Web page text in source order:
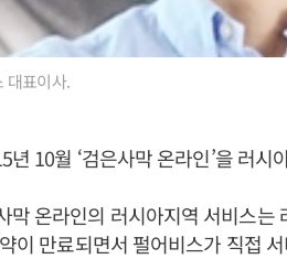
대표이사.
년 10월 ‘검은사막 온라인’을 러시
막 온라인의 러시아지역 서비스는
이 만료되면서 펄어비스가 직접